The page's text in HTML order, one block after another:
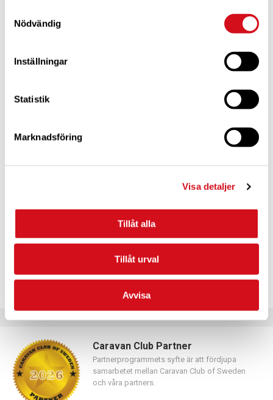
Nödvändig
Inställningar
Statistik
Marknadsföring
Visa detaljer
Tillåt alla
Tillåt urval
Avvisa
Logga in med hjälp av formuläret och följ anvisningarna.
Caravan Club Partner
Partnerprogrammets syfte är att fördjupa
samarbetet mellan Caravan Club of Sweden
och våra partners.